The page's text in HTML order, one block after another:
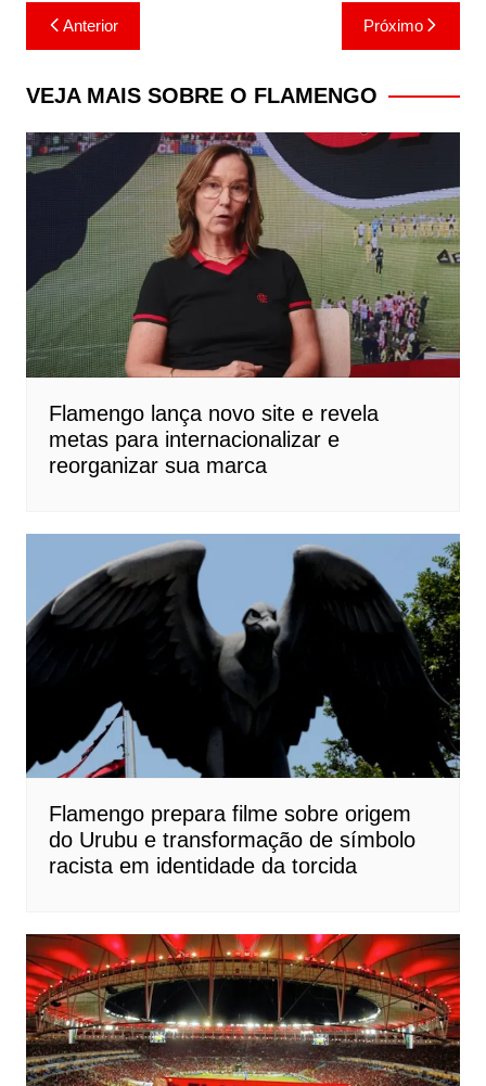
Navegação
de
Post
Anterior Próximo
VEJA MAIS SOBRE O FLAMENGO
Flamengo lança novo site e revela
metas para internacionalizar e
reorganizar sua marca
Flamengo prepara filme sobre origem
do Urubu e transformação de símbolo
racista em identidade da torcida